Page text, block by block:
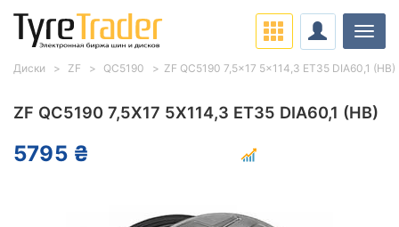
ZF QC5190 7,5X17 5X114,3 ET35 DIA60,1 (HB)
5795 ₴
Диски ZF QC5190 ZF QC5190 7,5x17 5x114,3 ET35 DIA60,1 (HB)